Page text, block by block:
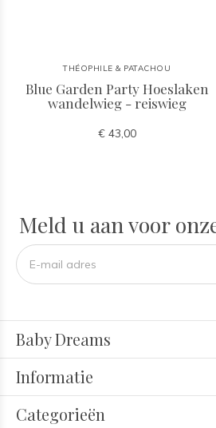
THÉOPHILE & PATACHOU
Blue Garden Party Hoeslaken
wandelwieg - reiswieg
€ 43,00
Meld u aan voor
Baby Dreams
Informatie
Categorieën